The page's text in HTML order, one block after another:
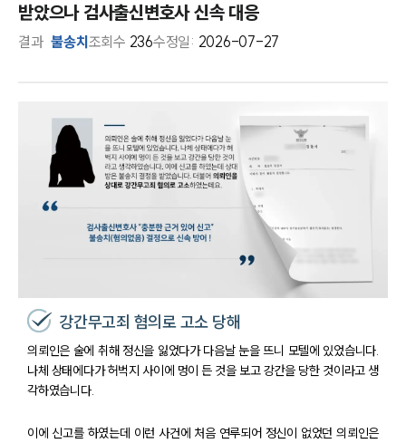
받았으나 검사출신변호사 신속 대응
결과 불송치 조회수 236수정일: 2026-07-27
강간무고죄 혐의로 고소 당해
의뢰인은 술에 취해 정신을 잃었다가 다음날 눈을 뜨니 모텔에 있었습니다.
나체 상태에다가 허벅지 사이에 멍이 든 것을 보고 강간을 당한 것이라고 생
각하였습니다.
이에 신고를 하였는데 이런 사건에 처음 연루되어 정신이 없었던 의뢰인은